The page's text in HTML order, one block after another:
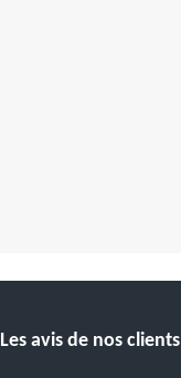
Les avis de nos clients